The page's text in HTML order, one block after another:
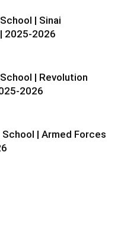
| Sinai
2025-2026
| Revolution
2026
School | Armed Forces